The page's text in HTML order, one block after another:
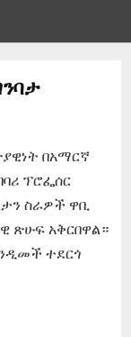
በአማርኛ
ፕሮፌሰር
ስራዎች ዋቢ
ጽሁፍ አቅርበዋል።
ተደርጎ